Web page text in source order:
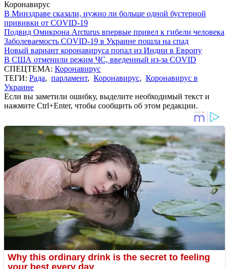
Коронавирус
В Минздраве сказали, нужно ли больше одной бустерной
прививки от COVID-19
Подвид Омикрона Arcturus впервые привел к гибели человека
Заболеваемость COVID-19 в Украине пошла на спад
Новый вариант коронавируса попал из Индии в Европу
В США отменили режим ЧС, введенный из-за COVID
СПЕЦТЕМА: Коронавирус
ТЕГИ: Рада, парламент, Коронавирус, Коронавирус в
Украине
Если вы заметили ошибку, выделите необходимый текст и
нажмите Ctrl+Enter, чтобы сообщить об этом редакции.